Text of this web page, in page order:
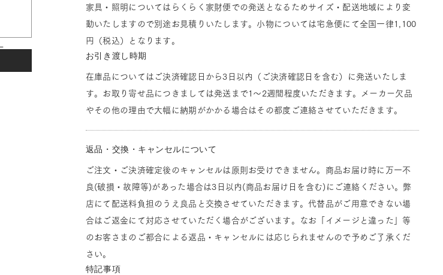
家具・照明についてはらくらく家財便での発送となるためサイズ・配送地域により変
動いたしますので別途お見積りいたします。小物については宅急便にて全国一律1,100
円（税込）となります。
お引き渡し時期
在庫品についてはご決済確認日から3日以内（ご決済確認日を含む）に発送いたしま
す。お取り寄せ品につきましては発送まで1～2週間程度いただきます。メーカー欠品
やその他の理由で大幅に納期がかかる場合はその都度ご連絡させていただきます。
返品・交換・キャンセルについて
ご注文・ご決済確定後のキャンセルは原則お受けできません。商品お届け時に万一不
良(破損・故障等)があった場合は3日以内(商品お届け日を含む)にご連絡ください。弊
店にて配送料負担のうえ良品と交換させていただきます。代替品がご用意できない場
合はご返金にて対応させていただく場合がございます。なお「イメージと違った」等
のお客さまのご都合による返品・キャンセルには応じられませんので予めご了承くだ
さい。
特記事項